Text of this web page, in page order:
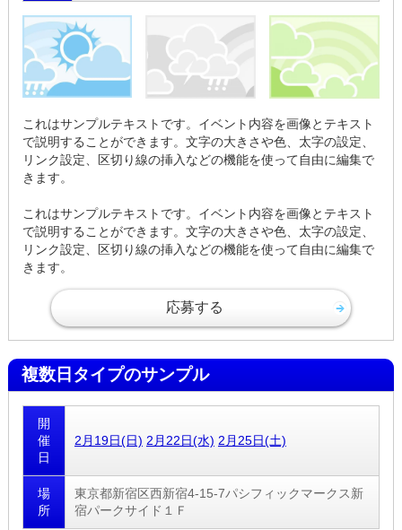
これはサンプルテキストです。イベント内容を画像とテキスト
で説明することができます。文字の大きさや色、太字の設定、
リンク設定、区切り線の挿入などの機能を使って自由に編集で
きます。
これはサンプルテキストです。イベント内容を画像とテキスト
で説明することができます。文字の大きさや色、太字の設定、
リンク設定、区切り線の挿入などの機能を使って自由に編集で
きます。
応募する
複数日タイプのサンプル
開
催
日
2月19日(日) 2月22日(水) 2月25日(土)
場
所
東京都新宿区西新宿4-15-7パシフィックマークス新
宿パークサイド１Ｆ